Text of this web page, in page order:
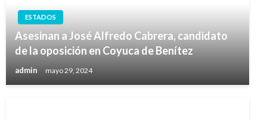
ESTADOS
Asesinan a José Alfredo Cabrera, candidato
de la oposición en Coyuca de Benítez
admin mayo 29, 2024